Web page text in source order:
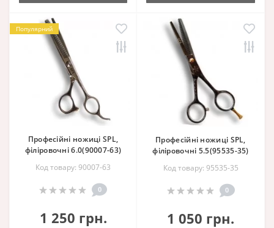
Популярний
Професійні ножиці SPL,
філіровочні 6.0(90007-63)
Код товару: 90007-63
0
1 250 грн.
Професійні ножиці SPL,
філіровочні 5.5(95535-35)
Код товару: 95535-35
0
1 050 грн.